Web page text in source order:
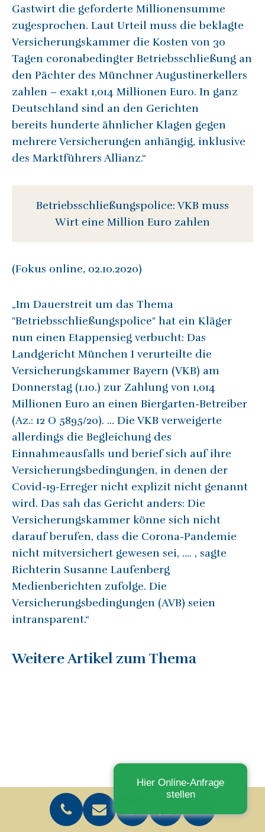
Gastwirt die geforderte Millionensumme
zugesprochen. Laut Urteil muss die beklagte
Versicherungskammer die Kosten von 30
Tagen coronabedingter Betriebsschließung an
den Pächter des Münchner Augustinerkellers
zahlen – exakt 1,014 Millionen Euro. In ganz
Deutschland sind an den Gerichten
bereits hunderte ähnlicher Klagen gegen
mehrere Versicherungen anhängig, inklusive
des Marktführers Allianz.“
Betriebsschließungspolice: VKB muss
Wirt eine Million Euro zahlen
(Fokus online, 02.10.2020)
„Im Dauerstreit um das Thema
"Betriebsschließungspolice" hat ein Kläger
nun einen Etappensieg verbucht: Das
Landgericht München I verurteilte die
Versicherungskammer Bayern (VKB) am
Donnerstag (1.10.) zur Zahlung von 1,014
Millionen Euro an einen Biergarten-Betreiber
(Az.: 12 O 5895/20). … Die VKB verweigerte
allerdings die Begleichung des
Einnahmeausfalls und berief sich auf ihre
Versicherungsbedingungen, in denen der
Covid-19-Erreger nicht explizit nicht genannt
wird. Das sah das Gericht anders: Die
Versicherungskammer könne sich nicht
darauf berufen, dass die Corona-Pandemie
nicht mitversichert gewesen sei, …. , sagte
Richterin Susanne Laufenberg
Medienberichten zufolge. Die
Versicherungsbedingungen (AVB) seien
intransparent.“
Weitere Artikel zum Thema
Übernimmt meine
Hier Online-Anfrage
stellen